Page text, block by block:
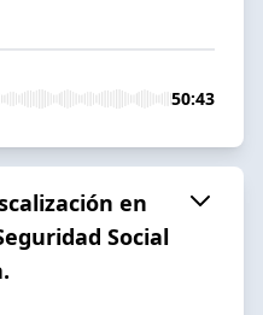
50:43
en
Social